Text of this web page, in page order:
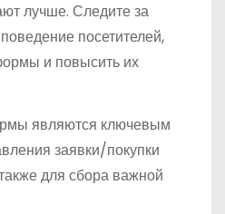
лучше. Следите за
посетителей,
и повысить их
являются ключевым
заявки/покупки
для сбора важной